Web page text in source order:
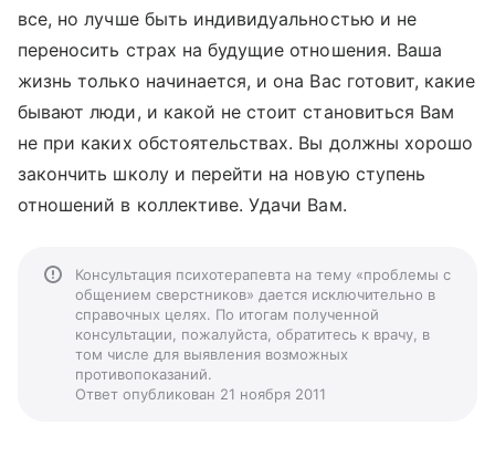
все, но лучше быть индивидуальностью и не
переносить страх на будущие отношения. Ваша
жизнь только начинается, и она Вас готовит, какие
бывают люди, и какой не стоит становиться Вам
не при каких обстоятельствах. Вы должны хорошо
закончить школу и перейти на новую ступень
отношений в коллективе. Удачи Вам.
Консультация психотерапевта на тему «проблемы с
общением сверстников» дается исключительно в
справочных целях. По итогам полученной
консультации, пожалуйста, обратитесь к врачу, в
том числе для выявления возможных
противопоказаний.
Ответ опубликован 21 ноября 2011